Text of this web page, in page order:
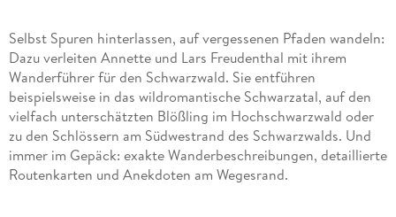
Selbst Spuren hinterlassen, auf vergessenen Pfaden wandeln:
Dazu verleiten Annette und Lars Freudenthal mit ihrem
Wanderführer für den Schwarzwald. Sie entführen
beispielsweise in das wildromantische Schwarzatal, auf den
vielfach unterschätzten Blößling im Hochschwarzwald oder
zu den Schlössern am Südwestrand des Schwarzwalds. Und
immer im Gepäck: exakte Wanderbeschreibungen, detaillierte
Routenkarten und Anekdoten am Wegesrand.